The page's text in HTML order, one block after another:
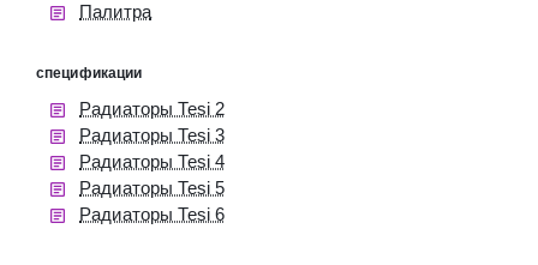
Палитра
спецификации
Радиаторы Tesi 2
Радиаторы Tesi 3
Радиаторы Tesi 4
Радиаторы Tesi 5
Радиаторы Tesi 6